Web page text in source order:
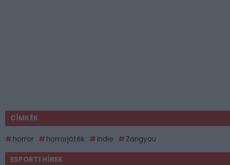
CÍMKÉK
horror horrorjáték indie Zangyou
ESPORT1 HÍREK